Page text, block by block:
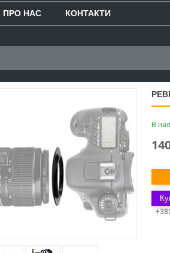
ПРО НАС КОНТАКТИ
В